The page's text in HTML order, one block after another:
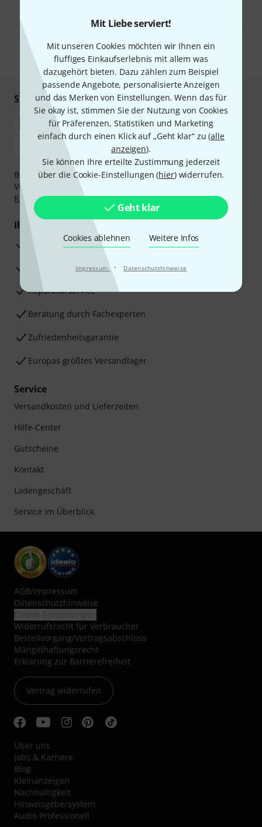
Mit Liebe serviert!
Mit unseren Cookies möchten wir Ihnen ein
fluffiges Einkaufserlebnis mit allem was
dazugehört bieten. Dazu zählen zum Beispiel
passende Angebote, personalisierte Anzeigen
und das Merken von Einstellungen. Wenn das für
Sie okay ist, stimmen Sie der Nutzung von Cookies
für Präferenzen, Statistiken und Marketing
einfach durch einen Klick auf „Geht klar“ zu (alle
anzeigen).
Sie können Ihre erteilte Zustimmung jederzeit
über die Cookie-Einstellungen (hier) widerrufen.
Geht klar
Cookies ablehnen Weitere Infos
Impressum · Datenschutzhinweise
Werbung und einer Messung des E-Mail-Nutzungsverhaltens zu. Die
Abmeldung ist jederzeit möglich. Weitere Informationen finden Sie in
* Pflichtfeld
Sicher einkaufen & bezahlen
Bezahlen Sie vertraulich und sicher per Nachnahme,
Vorkasse, PayPal, Amazon Pay,
Klarna Ratenzahlungoder Kreditkarte.
Ihre Vorteile
3 Jahre Thomann Garantie
30 Tage Money-Back-Garantie
Reparaturservice
Beratung durch Fachexperten
Zufriedenheitsgarantie
Europas größtes Versandlager
Service
Versandkosten und Lieferzeiten
Hilfe-Center
Gutscheine
Kontakt
Ladengeschäft
Service im Überblick
AGB/Impressum
Datenschutzhinweise
Widerrufsrecht für Verbraucher
Bestellvorgang/Vertragsabschluss
Mängelhaftungsrecht
Erklärung zur Barrierefreiheit
Vertrag widerrufen
Über uns
Jobs & Karriere
Blog
Kleinanzeigen
Nachhaltigkeit
Hinweisgebersystem
Audio Professionell